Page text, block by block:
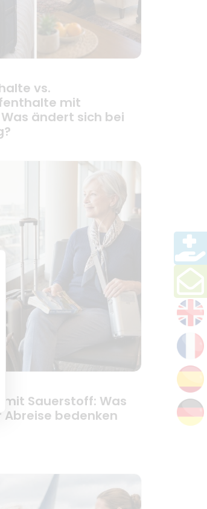
vs.
mit
ändert sich bei
mit Sauerstoff: Was
Abreise bedenken